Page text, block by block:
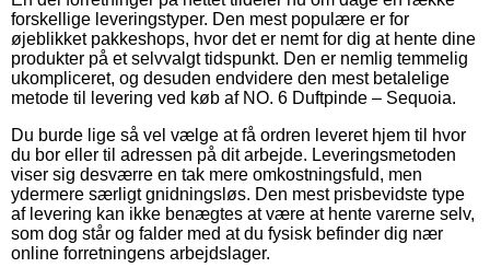
forskellige leveringstyper. Den mest populære er for
øjeblikket pakkeshops, hvor det er nemt for dig at hente dine
produkter på et selvvalgt tidspunkt. Den er nemlig temmelig
ukompliceret, og desuden endvidere den mest betalelige
metode til levering ved køb af NO. 6 Duftpinde – Sequoia.
Du burde lige så vel vælge at få ordren leveret hjem til hvor
du bor eller til adressen på dit arbejde. Leveringsmetoden
viser sig desværre en tak mere omkostningsfuld, men
ydermere særligt gnidningsløs. Den mest prisbevidste type
af levering kan ikke benægtes at være at hente varerne selv,
som dog står og falder med at du fysisk befinder dig nær
online forretningens arbejdslager.